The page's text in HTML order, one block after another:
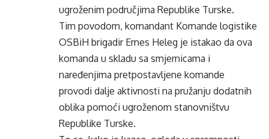
ugroženim područjima Republike Turske.
Tim povodom, komandant Komande logistike
OSBiH brigadir Ernes Heleg je istakao da ova
komanda u skladu sa smjernicama i
naređenjima pretpostavljene komande
provodi dalje aktivnosti na pružanju dodatnih
oblika pomoći ugroženom stanovništvu
Republike Turske.